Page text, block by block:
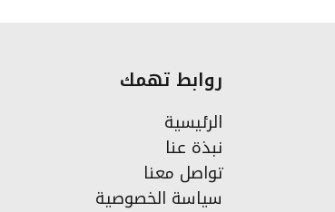
روابط تهمك
الرئيسية
نبذة عنا
تواصل معنا
سياسة الخصوصية